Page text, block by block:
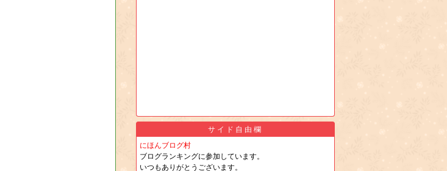
サイド自由欄
にほんブログ村
ブログランキングに参加しています。
いつもありがとうございます。